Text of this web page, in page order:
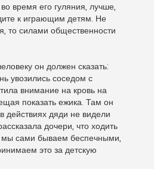
время его гуляния, лучше,
к играющим детям. Не
то силами общественности
он должен сказать:
увозились соседом с
внимание на кровь на
показать ежика. Там он
действиях дяди не видели
дочери, что ходить
мы сами бываем беспечными,
это за детскую